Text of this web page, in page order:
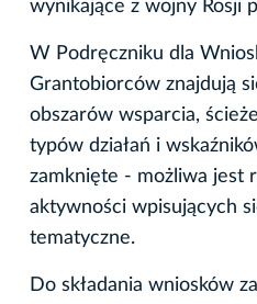
wynikające z wojny Rosji
W Podręczniku dla
Grantobiorców znajdują
obszarów wsparcia,
typów działań i
zamknięte - możliwa jest
aktywności wpisujących
tematyczne.
Do składania wniosków